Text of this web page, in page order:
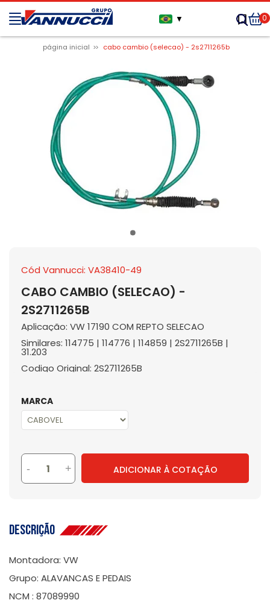
▼ 0
página inicial cabo cambio (selecao) - 2s2711265b
Cód Vannucci: VA38410-49
CABO CAMBIO (SELECAO) -
2S2711265B
Aplicação: VW 17190 COM REPTO SELECAO
Similares: 114775 | 114776 | 114859 | 2S2711265B |
31.203
Codigo Original: 2S2711265B
MARCA
- + ADICIONAR À COTAÇÃO
Descrição
Montadora: VW
Grupo: ALAVANCAS E PEDAIS
NCM : 87089990